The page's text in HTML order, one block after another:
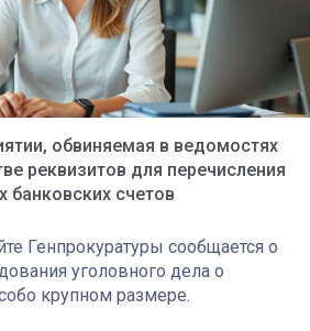
обвиняемая в ведомостях
реквизитов для перечисления
банковских счетов
Генпрокуратуры сообщается о
уголовного дела о
крупном размере.